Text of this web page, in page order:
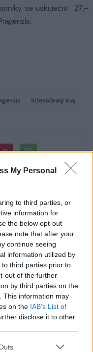
My Personal
to third parties, or
information for
the below opt-out
note that after your
continue seeing
information utilized by
third parties prior to
out of the further
by third parties on the
This information may
on the IAB’s List of
disclose it to other
se uskuteční 27.–
Středočeský kraj
Následující článek
účast na Příbramsku
70 %, většina voličů
dala hlas hnutí ANO
Příbramsku nabízí
Horší voda je jen na